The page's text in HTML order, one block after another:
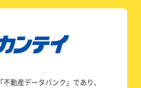
「不動産データバンク」であり、